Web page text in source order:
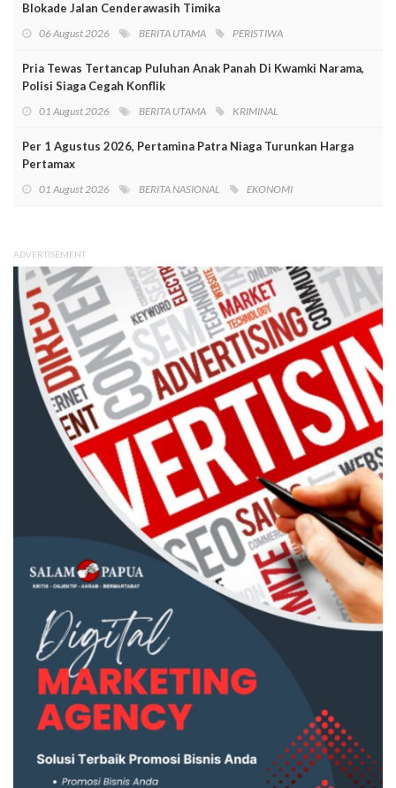
Blokade Jalan Cenderawasih Timika
06 August 2026 BERITA UTAMA PERISTIWA
Pria Tewas Tertancap Puluhan Anak Panah Di Kwamki Narama,
Polisi Siaga Cegah Konflik
01 August 2026 BERITA UTAMA KRIMINAL
Per 1 Agustus 2026, Pertamina Patra Niaga Turunkan Harga
Pertamax
01 August 2026 BERITA NASIONAL EKONOMI
ADVERTISEMENT